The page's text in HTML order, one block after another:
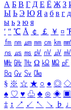
А Б В Г Д Е Ё Ж З
Ы Ь Э Ю Я а б в г д
ы ь э ю я
′ ″ ℃ Å ￠ ￡ ￥ ¤
㎙ ㎚ ㎛ ㎜ ㎝ ㎞ ㎟
㎱ ㎲ ㎳ ㎴ ㎵ ㎶ ㎷
㎒ ㎓ ㎔ Ω ㏀ ㏁ ㎊
㏃ ㏉ ㏜ ㏆
§ ※ ☆ ★ ○ ● ◎ ◇
♠ ♡ ♥ ♧ ♣ ⊙ ◈ ▣
‡ ↕ ↗ ↙ ↖ ↘ ♭ ♩